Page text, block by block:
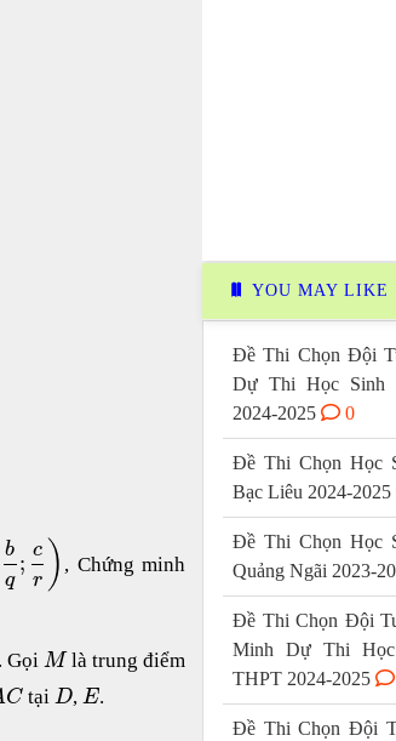
b
q
; c
r ) , Chứng minh
. Gọi Mlà trung điểm
C tạiD,E.
YOU MAY LIKE
Đề Thi Chọn Đội
Dự Thi Học Sinh
2024-2025
0
Đề Thi Chọn Học
Bạc Liêu 2024-2025
Đề Thi Chọn Học
Quảng Ngãi 2023-
Đề Thi Chọn Đội
Minh Dự Thi
THPT 2024-2025
Đề Thi Chọn Đội